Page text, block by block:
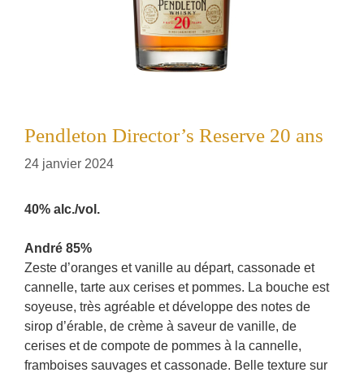
Pendleton Director’s Reserve 20 ans
24 janvier 2024
40% alc./vol.
André 85%
Zeste d’oranges et vanille au départ, cassonade et
cannelle, tarte aux cerises et pommes. La bouche est
soyeuse, très agréable et développe des notes de
sirop d’érable, de crème à saveur de vanille, de
cerises et de compote de pommes à la cannelle,
framboises sauvages et cassonade. Belle texture sur